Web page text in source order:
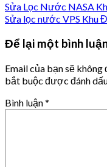
Sửa Lọc Nước NASA
Sửa lọc nước VPS Khu
Để lại một bình
Email của bạn sẽ
bắt buộc được đánh
Bình luận*